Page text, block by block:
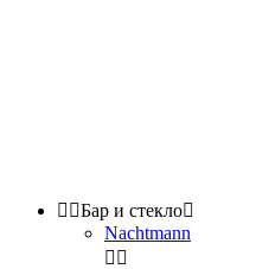
 Бар и стекло
Nachtmann
 